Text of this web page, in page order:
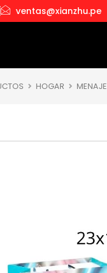
ventas@xianzhu.pe
HOGAR MENAJE